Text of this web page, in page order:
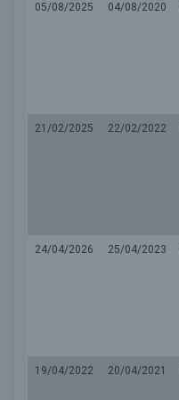
05/08/2025 04/08/2020
21/02/2025 22/02/2022
24/04/2026 25/04/2023
19/04/2022 20/04/2021